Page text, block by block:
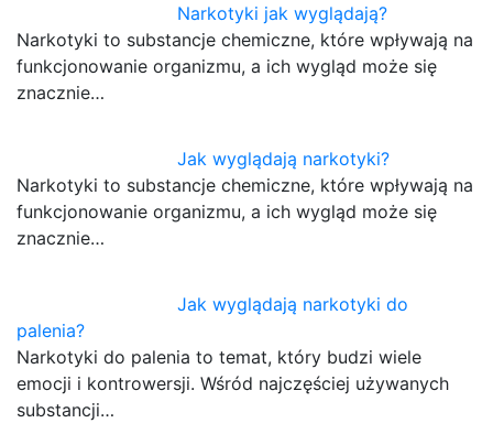
Narkotyki jak wyglądają?
Narkotyki to substancje chemiczne, które wpływają na
funkcjonowanie organizmu, a ich wygląd może się
znacznie…
Jak wyglądają narkotyki?
Narkotyki to substancje chemiczne, które wpływają na
funkcjonowanie organizmu, a ich wygląd może się
znacznie…
Jak wyglądają narkotyki do
palenia?
Narkotyki do palenia to temat, który budzi wiele
emocji i kontrowersji. Wśród najczęściej używanych
substancji…